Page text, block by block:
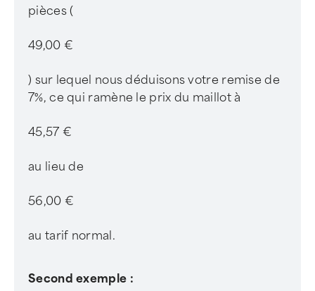
pièces (
49,00 €
) sur lequel nous déduisons votre remise de
7%, ce qui ramène le prix du maillot à
45,57 €
au lieu de
56,00 €
au tarif normal.
Second exemple :